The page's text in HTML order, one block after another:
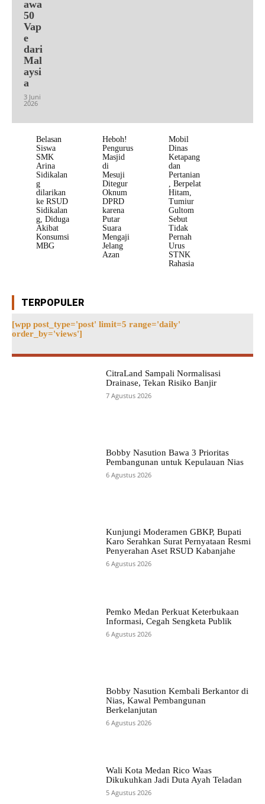
awa
50
Vap
e
dari
Mal
aysi
a
3 Juni
2026
Belasan
Siswa
SMK
Arina
Sidikalan
g
dilarikan
ke RSUD
Sidikalan
g, Diduga
Akibat
Konsumsi
MBG
Heboh!
Pengurus
Masjid
di
Mesuji
Ditegur
Oknum
DPRD
karena
Putar
Suara
Mengaji
Jelang
Azan
Mobil
Dinas
Ketapang
dan
Pertanian
, Berpelat
Hitam,
Tumiur
Gultom
Sebut
Tidak
Pernah
Urus
STNK
Rahasia
TERPOPULER
[wpp post_type='post' limit=5 range='daily'
order_by='views']
CitraLand Sampali Normalisasi
Drainase, Tekan Risiko Banjir
7 Agustus 2026
Bobby Nasution Bawa 3 Prioritas
Pembangunan untuk Kepulauan Nias
6 Agustus 2026
Kunjungi Moderamen GBKP, Bupati
Karo Serahkan Surat Pernyataan Resmi
Penyerahan Aset RSUD Kabanjahe
6 Agustus 2026
Pemko Medan Perkuat Keterbukaan
Informasi, Cegah Sengketa Publik
6 Agustus 2026
Bobby Nasution Kembali Berkantor di
Nias, Kawal Pembangunan
Berkelanjutan
6 Agustus 2026
Wali Kota Medan Rico Waas
Dikukuhkan Jadi Duta Ayah Teladan
5 Agustus 2026